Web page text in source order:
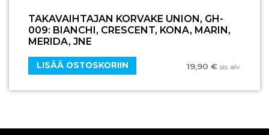
TAKAVAIHTAJAN KORVAKE UNION, GH-
009: BIANCHI, CRESCENT, KONA, MARIN,
MERIDA, JNE
19,90 € sis. alv.
LISÄÄ OSTOSKORIIN